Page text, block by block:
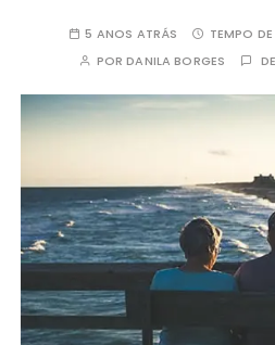
5 ANOS ATRÁS TEMPO
PORDANILA BORGES